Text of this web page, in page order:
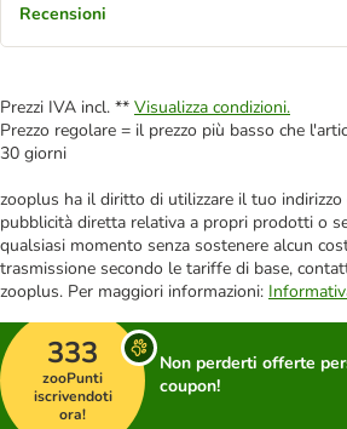
Recensioni
Prezzi IVA incl. ** Visualizza condizioni.
Prezzo regolare = il prezzo più basso che
30 giorni
zooplus ha il diritto di utilizzare il tuo
pubblicità diretta relativa a propri prodotti o
qualsiasi momento senza sostenere alcun
trasmissione secondo le tariffe di base,
zooplus. Per maggiori informazioni:
333
zooPunti
iscrivendoti
ora!
Non perderti offerte
coupon!